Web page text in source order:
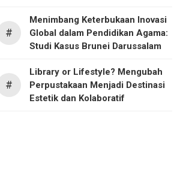
#
Menimbang Keterbukaan Inovasi
Global dalam Pendidikan Agama:
Studi Kasus Brunei Darussalam
#
Library or Lifestyle? Mengubah
Perpustakaan Menjadi Destinasi
Estetik dan Kolaboratif